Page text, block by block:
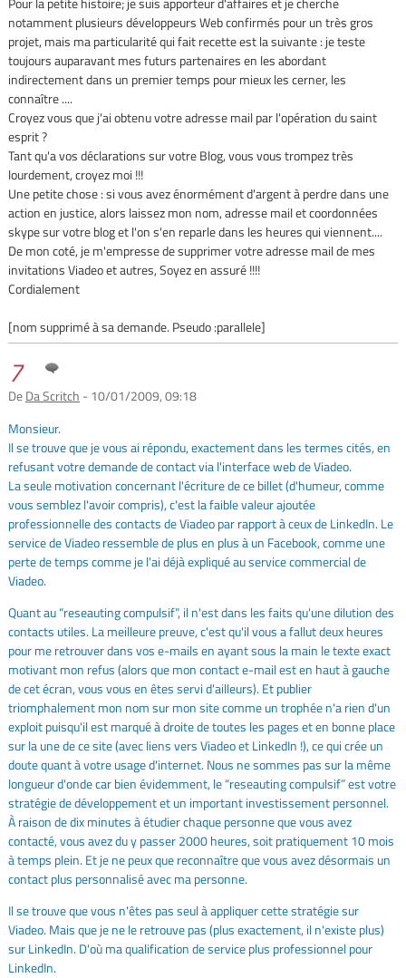
notamment plusieurs développeurs Web confirmés pour un très gros
projet, mais ma particularité qui fait recette est la suivante : je teste
toujours auparavant mes futurs partenaires en les abordant
indirectement dans un premier temps pour mieux les cerner, les
connaître ....
Croyez vous que j'ai obtenu votre adresse mail par l'opération du saint
esprit ?
Tant qu'a vos déclarations sur votre Blog, vous vous trompez très
lourdement, croyez moi !!!
Une petite chose : si vous avez énormément d'argent à perdre dans une
action en justice, alors laissez mon nom, adresse mail et coordonnées
skype sur votre blog et l'on s'en reparle dans les heures qui viennent....
De mon coté, je m'empresse de supprimer votre adresse mail de mes
invitations Viadeo et autres, Soyez en assuré !!!!
Cordialement
[nom supprimé à sa demande. Pseudo :parallele]
7
DeDa Scritch - 10/01/2009, 09:18
Monsieur.
Il se trouve que je vous ai répondu, exactement dans les termes cités, en
refusant votre demande de contact via l'interface web de Viadeo.
La seule motivation concernant l'écriture de ce billet (d'humeur, comme
vous semblez l'avoir compris), c'est la faible valeur ajoutée
professionnelle des contacts de Viadeo par rapport à ceux de LinkedIn. Le
service de Viadeo ressemble de plus en plus à un Facebook, comme une
perte de temps comme je l'ai déjà expliqué au service commercial de
Viadeo.
Quant au “reseauting compulsif”, il n'est dans les faits qu'une dilution des
contacts utiles. La meilleure preuve, c'est qu'il vous a fallut deux heures
pour me retrouver dans vos e-mails en ayant sous la main le texte exact
motivant mon refus (alors que mon contact e-mail est en haut à gauche
de cet écran, vous vous en êtes servi d'ailleurs). Et publier
triomphalement mon nom sur mon site comme un trophée n'a rien d'un
exploit puisqu'il est marqué à droite de toutes les pages et en bonne place
sur la une de ce site (avec liens vers Viadeo et LinkedIn !), ce qui crée un
doute quant à votre usage d'internet. Nous ne sommes pas sur la même
longueur d'onde car bien évidemment, le “reseauting compulsif” est votre
stratégie de développement et un important investissement personnel.
À raison de dix minutes à étudier chaque personne que vous avez
contacté, vous avez du y passer 2000 heures, soit pratiquement 10 mois
à temps plein. Et je ne peux que reconnaître que vous avez désormais un
contact plus personnalisé avec ma personne.
Il se trouve que vous n'êtes pas seul à appliquer cette stratégie sur
Viadeo. Mais que je ne le retrouve pas (plus exactement, il n'existe plus)
sur LinkedIn. D'où ma qualification de service plus professionnel pour
LinkedIn.